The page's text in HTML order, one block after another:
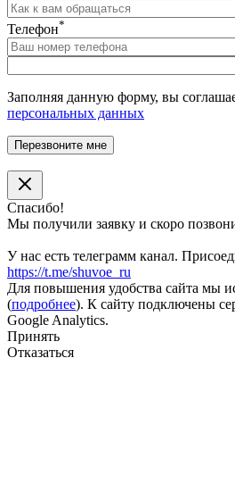
Телефон*
Заполняя данную форму, вы
персональных данных
Спасибо!
Мы получили заявку и скоро
У нас есть телеграмм канал.
https://t.me/shuvoe_ru
Для повышения удобства сайта мы
(подробнее). К сайту подключены
Google Analytics.
Принять
Отказаться